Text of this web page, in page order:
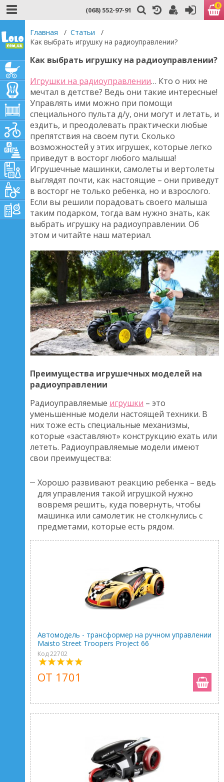
(068) 552-97-91 0
Главная / Статьи
/
Как выбрать игрушку на радиоуправлении?
Как выбрать игрушку на радиоуправлении?
Игрушки на радиоуправлении… Кто о них не
мечтал в детстве? Ведь они такие интересные!
Управлять ими можно при помощи
специального пульта д/у, они могут и летать, и
ездить, и преодолевать практически любые
препятствия на своем пути. Сколько
возможностей у этих игрушек, которые легко
приведут в восторг любого малыша!
Игрушечные машинки, самолеты и вертолеты
выглядят почти, как настоящие – они приведут
в восторг не только ребенка, но и взрослого.
Если вы решили порадовать своего малыша
таким подарком, тогда вам нужно знать, как
выбрать игрушку на радиоуправлении. Об
этом и читайте наш материал.
Преимущества игрушечных моделей на
радиоуправлении
Радиоуправляемые игрушки – это
уменьшенные модели настоящей техники. В
них тоже есть специальные механизмы,
которые «заставляют» конструкцию ехать или
лететь. Радиоуправляемые модели имеют
свои преимущества:
Хорошо развивают реакцию ребенка – ведь
для управления такой игрушкой нужно
вовремя решить, куда повернуть, чтобы
машинка или самолетик не столкнулись с
предметами, которые есть рядом.
Автомодель - трансформер на ручном управлении
Maisto Street Troopers Project 66
Код 22702
ОТ 1701